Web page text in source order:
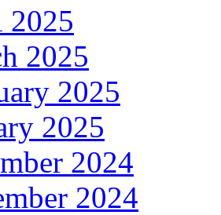
2025
2025
2025
2024
2024